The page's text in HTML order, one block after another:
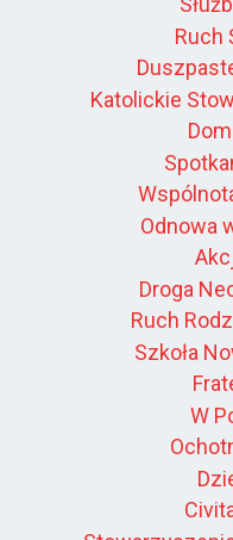
Ruch
Katolickie
Odnowa
Droga
Ruch
Szkoła
W